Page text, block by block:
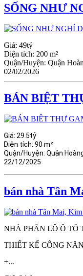
SỐNG NHƯ
Giá: 49tỷ
Diện tích: 200 m²
Quận/Huyện: Quận
02/02/2026
BÁN BIỆT
Giá: 29.5tỷ
Diện tích: 90 m²
Quận/Huyện: Quận
22/12/2025
bán nhà Tân
NHÀ PHÂN LÔ Ô TÔ
THIẾT KẾ CÔNG
+...